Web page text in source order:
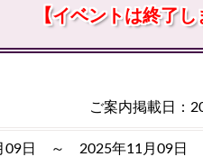
【イベントは終了し
ご案内掲載日：
09日 ～ 2025年11月09日